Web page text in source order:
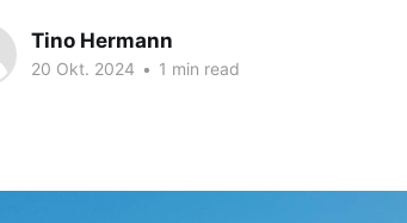
Tino Hermann
20 Okt. 2024 • 1 min read